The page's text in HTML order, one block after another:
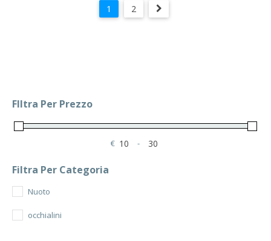
era:
1 2
FIltra Per Prezzo
€
Minimum Price
-
Maximum Price
Filtra Per Categoria
Nuoto
occhialini